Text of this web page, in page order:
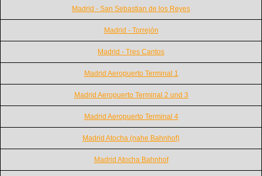
Madrid - San Sebastian de los Reyes
Madrid - Torrejón
Madrid - Tres Cantos
Madrid Aeropuerto Terminal 1
Madrid Aeropuerto Terminal 2 und 3
Madrid Aeropuerto Terminal 4
Madrid Atocha (nahe Bahnhof)
Madrid Atocha Bahnhof